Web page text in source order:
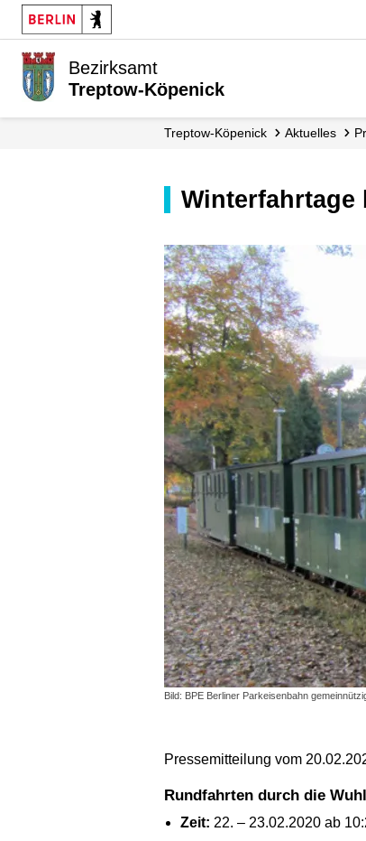
Bezirksamt
Treptow-Köpenick
Treptow-Köpenick Aktuelles
Bild: BPE Berliner Parkeisenbahn
Pressemitteilung vom
Rundfahrten durch die
Zeit: 22. – 23.02.2020 ab